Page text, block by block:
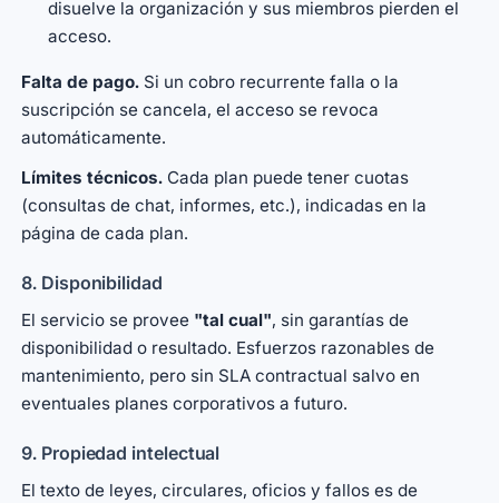
disuelve la organización y sus miembros pierden el
acceso.
Falta de pago. Si un cobro recurrente falla o la
suscripción se cancela, el acceso se revoca
automáticamente.
Límites técnicos. Cada plan puede tener cuotas
(consultas de chat, informes, etc.), indicadas en la
página de cada plan.
8. Disponibilidad
El servicio se provee "tal cual", sin garantías de
disponibilidad o resultado. Esfuerzos razonables de
mantenimiento, pero sin SLA contractual salvo en
eventuales planes corporativos a futuro.
9. Propiedad intelectual
El texto de leyes, circulares, oficios y fallos es de